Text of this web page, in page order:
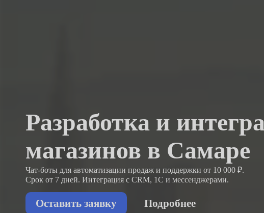
Разработка и
магазинов в Самаре
Чат-боты для автоматизации продаж и поддержки от 10 000 ₽.
Срок от 7 дней. Интеграция с CRM, 1С и мессенджерами.
Оставить заявку Подробнее